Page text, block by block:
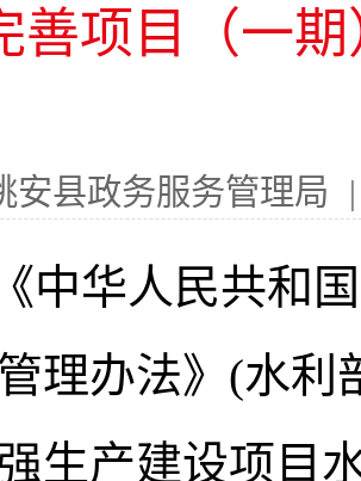
善项目（一
安县政务服务管理局
中华人民共和
理办法》(水利
生产建设项目